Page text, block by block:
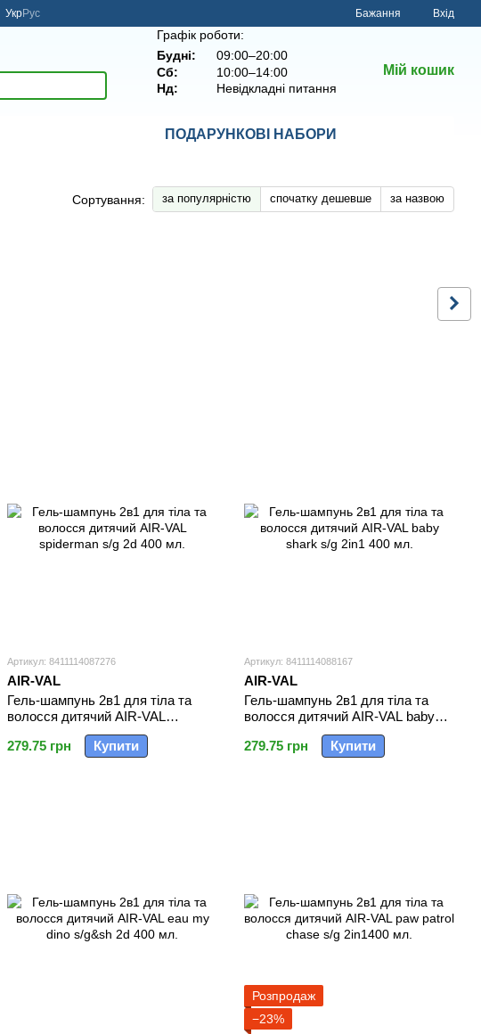
УкрРус Бажання Вхід
Графік роботи:
Будні:
09:00–20:00
Сб:
10:00–14:00
Нд:
Невідкладні питання
Мій кошик
ПОДАРУНКОВІ НАБОРИ
Сортування: за популярністю спочатку дешевше за назвою
Артикул: 8411114087276
AIR-VAL
Гель-шампунь 2в1 для тіла та
волосся дитячий AIR-VAL
spiderman s/g 2d 400 мл.
279.75 грн
Купити
Артикул: 8411114088167
AIR-VAL
Гель-шампунь 2в1 для тіла та
волосся дитячий AIR-VAL baby
shark s/g 2in1 400 мл.
279.75 грн
Купити
Розпродаж
−23%